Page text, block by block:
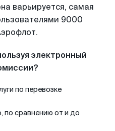
варьируется, самая
9000
электронный
по перевозке
по сравнению от и до